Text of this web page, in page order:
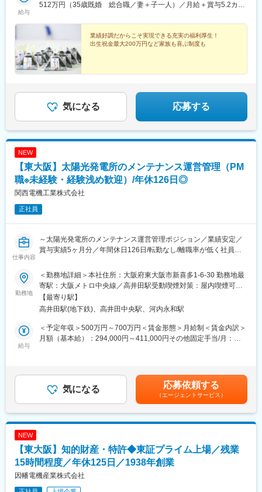
給与
512万円（35歳既婚 総合職／妻＋子一人）／月給＋賞与5.2カ月
業績好調だからこそ実現できる充実の福利厚生！
出生祝金最大200万円など家族も喜ぶ制度も
気になる 応募する
NEW
【東大阪】太陽光発電所のメンテナンス運営管理（PM
職※未経験・経験浅め歓迎）/年休126日◎
関西電機工業株式会社
正社員
仕事内容
～太陽光発電所のメンテナンス運営管理ポジション／業績安定／
賞与実績5ヶ月分／年間休日126日/転勤なし/離職率が低く社員定
【社会インフラを支える。75年以上の信頼を、あなたの手で次の
時代へ。】
関西電機工業株式会社は1946年創業。配電盤・キュービクルの専
門メーカーとして、社会インフラを支え続けてきた老舗企業で
す。現在はNCグループの子会社として盤石な経営基盤を持ち、
JSIA優良工場にも認定。長年培った技術力と品質へのこだわり
今回募集するのは、親会社「日本コンベヤ社」から今秋に完全移
管される全国約20箇所の自社太陽光発電所において、移管後の体
制構築と上流からのメンテナンス管理を専任で担う組織のコアメ
・年間メンテナンス計画立案・予算管理
・協力会社への要件定義・発注・管理（実作業は外注へ）
・報告書まとめ・顧客調整
・次世代変電設備プロジェクトのブリッジ業務（外部ソフト会社
勤務地
＜勤務地詳細＞本社住所：大阪府東大阪市新喜多1-6-30 勤務地最
寄駅：大阪メトロ中央線／高井田駅受動喫煙対策：屋内喫煙可能
場所あり変更の範囲：会社の定める事業所
【最寄り駅】
高井田駅(地下鉄)、高井田中央駅、河内永和駅
給与
＜予定年収＞500万円～700万円＜賃金形態＞月給制＜賃金内訳＞
月額（基本給）：294,000円～411,000円その他固定手当/月：
は安定して賞与が出ています）賃金はあくまでも目安の金額であ
り、選考を通じて上下する可能性があります。月給(月額)は固定手
気になる 応募依頼する
（エージェントサービス）
NEW
【東大阪】知的財産・特許◆東証プライム上場／残業
15時間程度／年休125日／1938年創業
因幡電機産業株式会社